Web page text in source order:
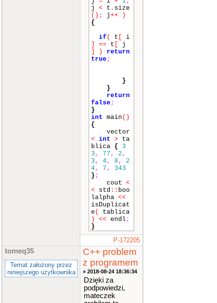
j < t . size
() ; j++
)
{
if ( t
i
== t
j
)
return
true;
}
}
return
false;
}
int main ()
{
vector
< int > ta
blica {
3
3 , 77 , 2 ,
3 , 4, 8 ,
2
4, 7 ,
343
} ;
cout <
< std :: boo
lalpha <<
isDuplicat
e (
tablica
)
<< endl ;
}
P-172205
tomeq35
Temat założony przez
niniejszego użytkownika
C++ problem
z programem
» 2018-08-24 18:36:34
Dzięki za
podpowiedzi,
mateczek